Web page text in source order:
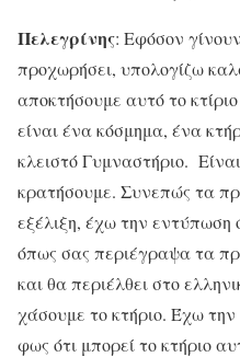
Πελεγρίνης: Εφόσον
προχωρήσει, υπολογίζω
αποκτήσουμε αυτό το
είναι ένα κόσμημα, ένα
κλειστό Γυμναστήριο.
κρατήσουμε. Συνεπώς τα
εξέλιξη, έχω την εντύπωση
όπως σας περιέγραψα τα
και θα περιέλθει στο
χάσουμε το κτήριο. Έχω
φως ότι μπορεί το κτήριο